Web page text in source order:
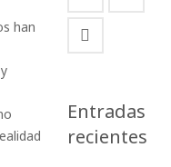
han
Entradas
recientes